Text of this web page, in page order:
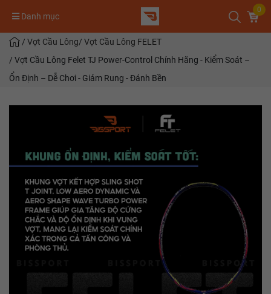
Danh mục
0
/ Vợt Cầu Lông/ Vợt Cầu Lông FELET
/ Vợt Cầu Lông Felet TJ Power-Control Chính Hãng - Kiểm Soát –
Ổn Định – Dễ Chơi - Giảm Rung - Đánh Bền